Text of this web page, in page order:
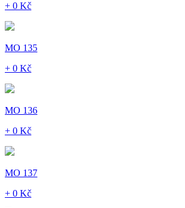
+ 0 Kč
MO 135
+ 0 Kč
MO 136
+ 0 Kč
MO 137
+ 0 Kč